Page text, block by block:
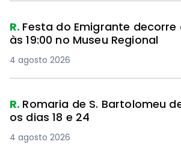
R. Festa do Emigrante
às 19:00 no Museu Regional
4 agosto 2026
R. Romaria de S. Bartolomeu
os dias 18 e 24
4 agosto 2026